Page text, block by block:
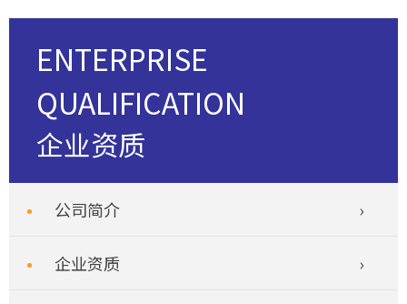
ENTERPRISE
QUALIFICATION
企业资质
公司简介
企业资质